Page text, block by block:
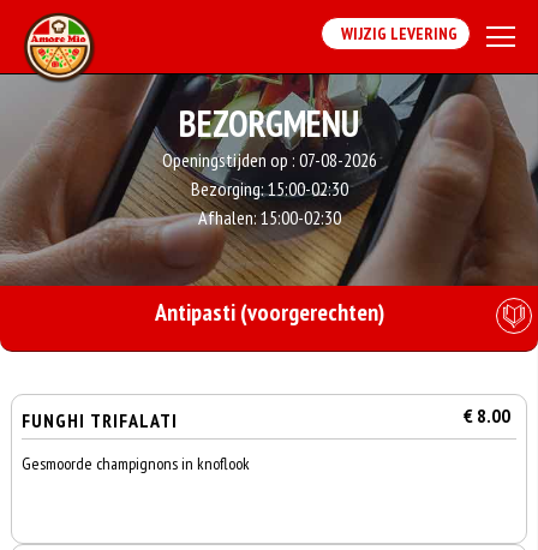
WIJZIG LEVERING
BEZORGMENU
Openingstijden op : 07-08-2026
Bezorging:15:00-02:30
Afhalen:15:00-02:30
Antipasti (voorgerechten)
FUNGHI TRIFALATI € 8.00
Gesmoorde champignons in knoflook